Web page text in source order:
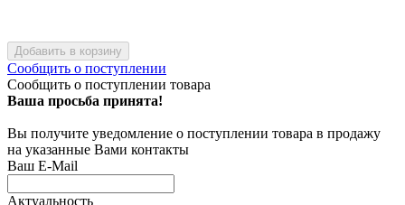
Добавить в корзину
Сообщить о поступлении
Сообщить о поступлении товара
Ваша просьба принята!
Вы получите уведомление о поступлении товара в продажу
на указанные Вами контакты
Ваш E-Mail
Актуальность